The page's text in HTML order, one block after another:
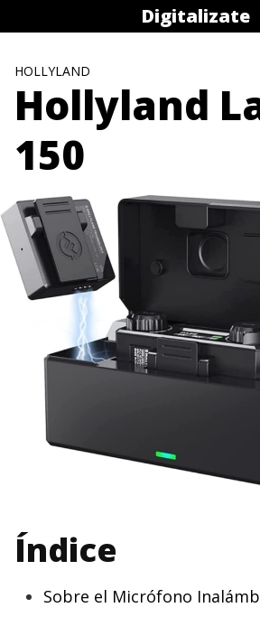
al
Digitalizate
HOLLYLAND
Hollyland
150
Índice
Sobre el Micrófono